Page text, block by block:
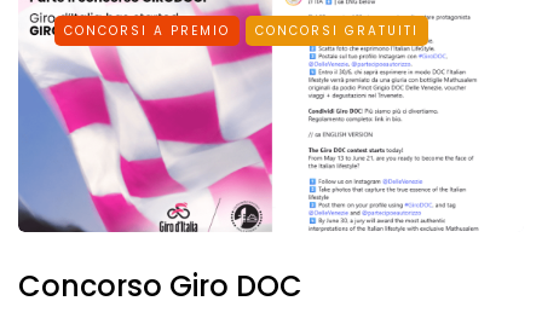
CONCORSI A PREMIO CONCORSI GRATUITI
Concorso Giro DOC